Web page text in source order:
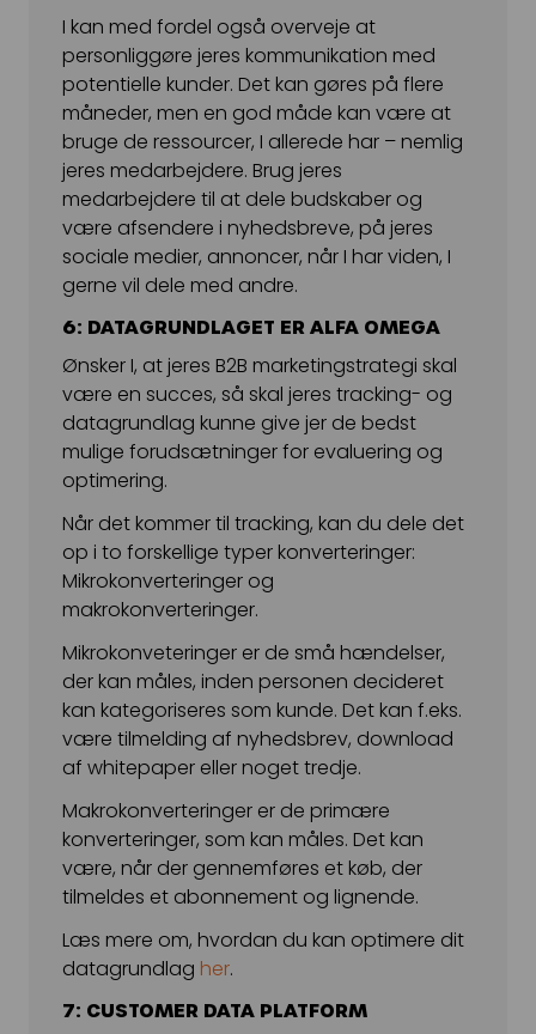
I kan med fordel også overveje at
personliggøre jeres kommunikation med
potentielle kunder. Det kan gøres på flere
måneder, men en god måde kan være at
bruge de ressourcer, I allerede har – nemlig
jeres medarbejdere. Brug jeres
medarbejdere til at dele budskaber og
være afsendere i nyhedsbreve, på jeres
sociale medier, annoncer, når I har viden, I
gerne vil dele med andre.
6: DATAGRUNDLAGET ER ALFA OMEGA
Ønsker I, at jeres B2B marketingstrategi skal
være en succes, så skal jeres tracking- og
datagrundlag kunne give jer de bedst
mulige forudsætninger for evaluering og
optimering.
Når det kommer til tracking, kan du dele det
op i to forskellige typer konverteringer:
Mikrokonverteringer og
makrokonverteringer.
Mikrokonveteringer er de små hændelser,
der kan måles, inden personen decideret
kan kategoriseres som kunde. Det kan f.eks.
være tilmelding af nyhedsbrev, download
af whitepaper eller noget tredje.
Makrokonverteringer er de primære
konverteringer, som kan måles. Det kan
være, når der gennemføres et køb, der
tilmeldes et abonnement og lignende.
Læs mere om, hvordan du kan optimere dit
datagrundlag her.
7: CUSTOMER DATA PLATFORM